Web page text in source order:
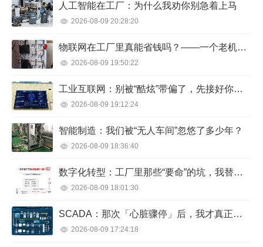
人工智能在工厂：为什么我劝你别急着上马
2026-08-09 20:28:20
物联网在工厂里真能省钱吗？——一个老机械师的吐槽与真相
2026-08-09 19:50:22
工业互联网：别被“酷炫”带偏了，先接好你的设备再说
2026-08-09 19:12:24
智能制造：我们被“无人车间”忽悠了多少年？
2026-08-09 18:36:40
数字化转型：工厂里那些“要命”的坑，我替你踩过了
2026-08-09 18:01:30
SCADA：那次「心脏骤停」后，我才真正搞懂监控系统
2026-08-09 17:24:18